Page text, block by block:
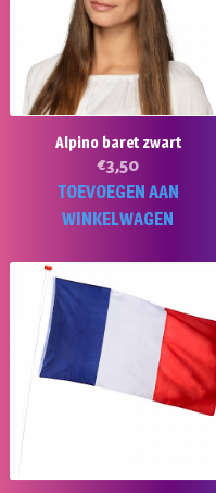
Alpino baret zwart
€3,50
TOEVOEGEN AAN
WINKELWAGEN